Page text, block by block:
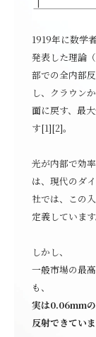
1919年に数学
発表した理論
部での全内部
し、クラウン
面に戻す、最
す[1][2]。
光が内部で効
は、現代のダ
社では、この
定義しています
しかし、
一般市場の最
も、
実は0.06mm
反射できていま